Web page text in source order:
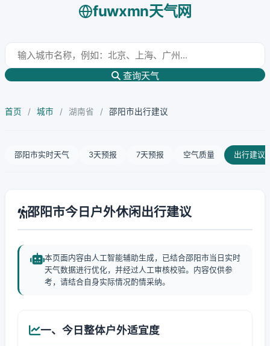
fuwxmn天气网
查询天气
首页 / 城市 / 湖南省 / 邵阳市出行建议
邵阳市实时天气 3天预报 7天预报 空气质量 出行建议
邵阳市今日户外休闲出行建议
本页面内容由人工智能辅助生成，已结合邵阳市当日实时
天气数据进行优化，并经过人工审核校验。内容仅供参
考，请结合自身实际情况酌情采纳。
一、今日整体户外适宜度